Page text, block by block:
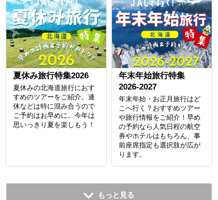
夏休み旅行特集2026
夏休みの北海道旅行におす
すめのツアーをご紹介。連
休などは特に混み合うので
ご予約はお早めに。今年は
思いっきり夏を楽しもう！
年末年始旅行特集
2026-2027
年末年始・お正月旅行はど
こへ行く？おすすめツアー
や旅行情報をご紹介！早め
の予約なら人気日程の航空
券やホテルはもちろん、事
前座席指定も選択肢が広が
ります。
もっと見る